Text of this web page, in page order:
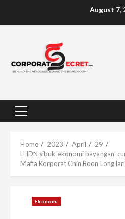
August 7,
Primary
Home 2023 April
29
LHDN sibuk ‘ekonomi bayangan’
Mafia Korporat Chin Boon Long
Ekonomi